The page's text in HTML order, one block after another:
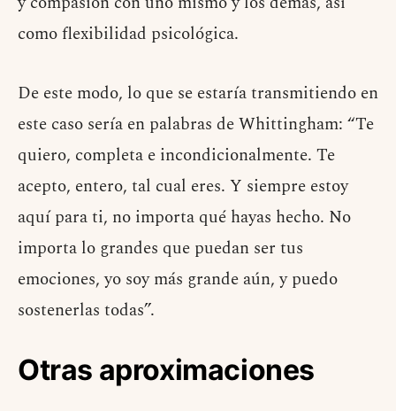
como flexibilidad psicológica.
De este modo, lo que se estaría transmitiendo en
este caso sería en palabras de Whittingham: “Te
quiero, completa e incondicionalmente. Te
acepto, entero, tal cual eres. Y siempre estoy
aquí para ti, no importa qué hayas hecho. No
importa lo grandes que puedan ser tus
emociones, yo soy más grande aún, y puedo
sostenerlas todas”.
Otras aproximaciones